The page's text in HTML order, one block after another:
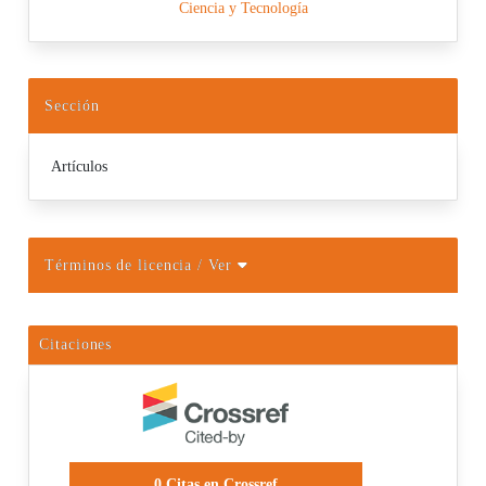
Ciencia y Tecnología
Sección
Artículos
Términos de licencia/ Ver
Citaciones